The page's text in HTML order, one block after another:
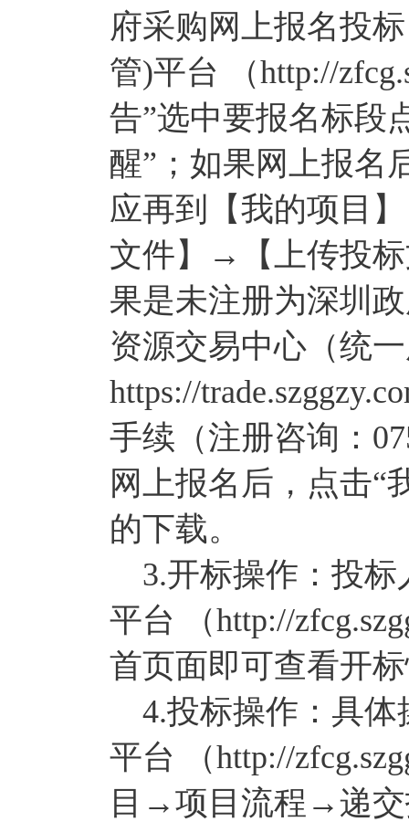
府采购网上报名投
管)平台 （http://
告”选中要报名标段
醒”；如果网上报名
应再到【我的项目
文件】→【上传投标
果是未注册为深圳
资源交易中心（统
https://
手续（注册咨询：
网上报名后，点击
的下载。
3.开标操作：投标
平台 （http://
首页面即可查看开
4.投标操作：具体
平台 （http://
目→项目流程→递交